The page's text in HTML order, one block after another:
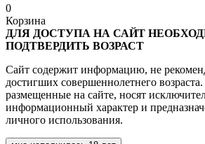
0
Корзина
ДЛЯ ДОСТУПА НА САЙТ
ПОДТВЕРДИТЬ ВОЗРАСТ
Сайт содержит информацию, не
достигших совершеннолетнего
размещенные на сайте, носят
информационный характер и
личного использования.